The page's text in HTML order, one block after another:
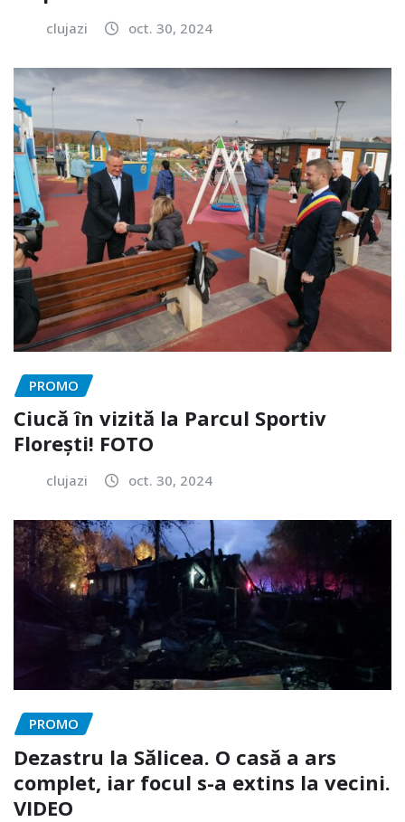
clujazi oct. 30, 2024
PROMO
Ciucă în vizită la Parcul Sportiv
Florești! FOTO
clujazi oct. 30, 2024
PROMO
Dezastru la Sălicea. O casă a ars
complet, iar focul s-a extins la vecini.
VIDEO